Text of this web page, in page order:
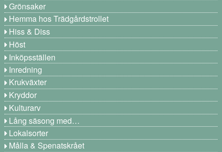
Grönsaker
Hemma hos Trädgårdstrollet
Hiss & Diss
Höst
Inköpsställen
Inredning
Krukväxter
Kryddor
Kulturarv
Lång säsong med…
Lokalsorter
Målla & Spenatskrået